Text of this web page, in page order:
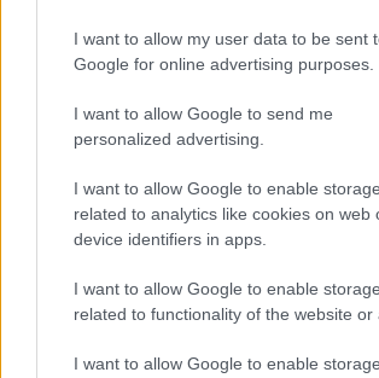
I want to allow my user data to be sent
Google for online advertising purposes.
I want to allow Google to send me
personalized advertising.
I want to allow Google to enable storage
related to analytics like cookies on web
device identifiers in apps.
I want to allow Google to enable storage
related to functionality of the website or
I want to allow Google to enable storage
Nagy igazolás - Sokszoros bajnok
Fehérvárhoz